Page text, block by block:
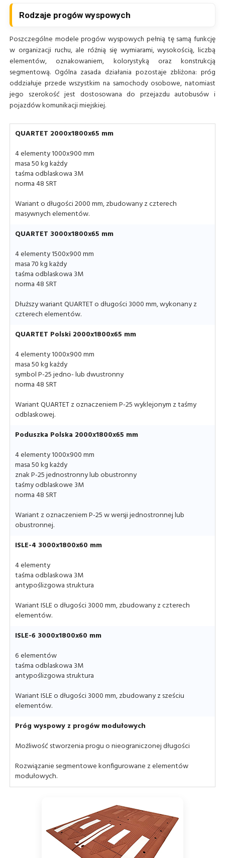
Rodzaje progów wyspowych
Poszczególne modele progów wyspowych pełnią tę samą funkcję
w organizacji ruchu, ale różnią się wymiarami, wysokością, liczbą
elementów, oznakowaniem, kolorystyką oraz konstrukcją
segmentową. Ogólna zasada działania pozostaje zbliżona: próg
oddziałuje przede wszystkim na samochody osobowe, natomiast
jego szerokość jest dostosowana do przejazdu autobusów i
pojazdów komunikacji miejskiej.
QUARTET 2000x1800x65 mm
4 elementy 1000x900 mm
masa 50 kg każdy
taśma odblaskowa 3M
norma 48 SRT
Wariant o długości 2000 mm, zbudowany z czterech
masywnych elementów.
QUARTET 3000x1800x65 mm
4 elementy 1500x900 mm
masa 70 kg każdy
taśma odblaskowa 3M
norma 48 SRT
Dłuższy wariant QUARTET o długości 3000 mm, wykonany z
czterech elementów.
QUARTET Polski 2000x1800x65 mm
4 elementy 1000x900 mm
masa 50 kg każdy
symbol P-25 jedno- lub dwustronny
norma 48 SRT
Wariant QUARTET z oznaczeniem P-25 wyklejonym z taśmy
odblaskowej.
Poduszka Polska 2000x1800x65 mm
4 elementy 1000x900 mm
masa 50 kg każdy
znak P-25 jednostronny lub obustronny
taśmy odblaskowe 3M
norma 48 SRT
Wariant z oznaczeniem P-25 w wersji jednostronnej lub
obustronnej.
ISLE-4 3000x1800x60 mm
4 elementy
taśma odblaskowa 3M
antypoślizgowa struktura
Wariant ISLE o długości 3000 mm, zbudowany z czterech
elementów.
ISLE-6 3000x1800x60 mm
6 elementów
taśma odblaskowa 3M
antypoślizgowa struktura
Wariant ISLE o długości 3000 mm, zbudowany z sześciu
elementów.
Próg wyspowy z progów modułowych
Możliwość stworzenia progu o nieograniczonej długości
Rozwiązanie segmentowe konfigurowane z elementów
modułowych.